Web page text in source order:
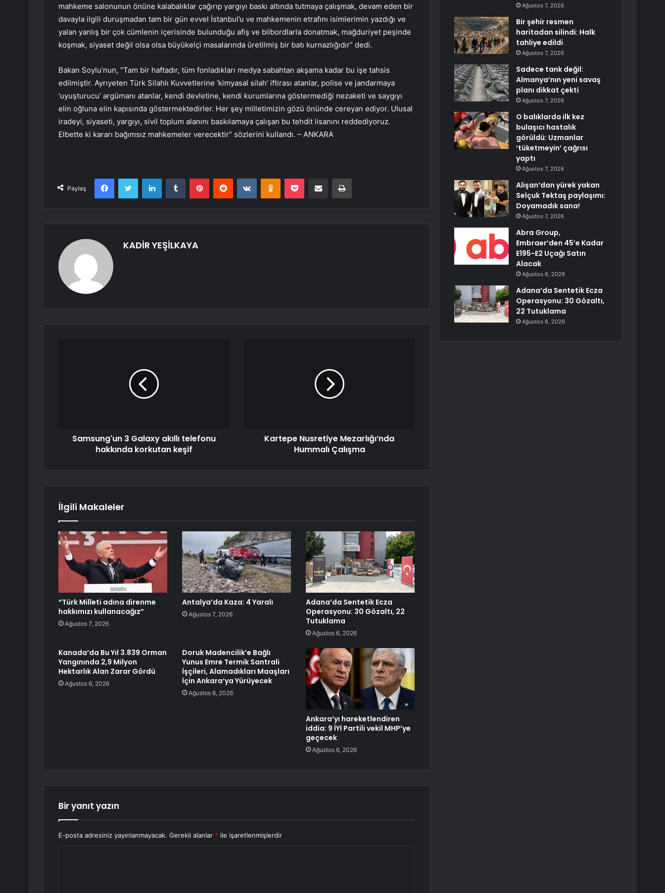
mahkeme salonunun önüne kalabalıklar çağırıp yargıyı baskı altında tutmaya çalışmak, devam eden bir
davayla ilgili duruşmadan tam bir gün evvel İstanbul’u ve mahkemenin etrafını isimlerimin yazdığı ve
yalan yanlış bir çok cümlenin içerisinde bulunduğu afiş ve bilbordlarla donatmak, mağduriyet peşinde
koşmak, siyaset değil olsa olsa büyükelçi masalarında üretilmiş bir batı kurnazlığıdır” dedi.
Bakan Soylu’nun, “Tam bir haftadır, tüm fonladıkları medya sabahtan akşama kadar bu işe tahsis
edilmiştir. Ayrıyeten Türk Silahlı Kuvvetlerine ‘kimyasal silah’ iftirası atanlar, polise ve jandarmaya
‘uyuşturucu’ argümanı atanlar, kendi devletine, kendi kurumlarına göstermediği nezaketi ve saygıyı
elin oğluna elin kapısında göstermektedirler. Her şey milletimizin gözü önünde cereyan ediyor. Ulusal
iradeyi, siyaseti, yargıyı, sivil toplum alanını baskılamaya çalışan bu tehdit lisanını reddediyoruz.
Elbette ki kararı bağımsız mahkemeler verecektir” sözlerini kullandı. – ANKARA
Paylaş
FacebookTwitter LinkedInTumblr PinterestReddit VKontakteOdnoklassniki
Pocket E-Posta ile paylaş Yazdır
KADİR YEŞİLKAYA
Samsung'un 3 Galaxy akıllı telefonu
hakkında korkutan keşif
Kartepe Nusretiye Mezarlığı’nda
Hummalı Çalışma
İlgili Makaleler
“Türk Milleti adına direnme
hakkımızı kullanacağız”
Ağustos 7, 2026
Antalya’da Kaza: 4 Yaralı
Ağustos 7, 2026
Adana’da Sentetik Ecza
Operasyonu: 30 Gözaltı, 22
Tutuklama
Ağustos 6, 2026
Kanada’da Bu Yıl 3.839 Orman
Yangınında 2,9 Milyon
Hektarlık Alan Zarar Gördü
Ağustos 6, 2026
Doruk Madencilik’e Bağlı
Yunus Emre Termik Santrali
İşçileri, Alamadıkları Maaşları
İçin Ankara’ya Yürüyecek
Ağustos 6, 2026
Ankara’yı hareketlendiren
iddia: 9 İYİ Partili vekil MHP’ye
geçecek
Ağustos 6, 2026
Bir yanıt yazın
E-posta adresiniz yayınlanmayacak. Gerekli alanlar * ile işaretlenmişlerdir
Ağustos 7, 2026
Bir şehir resmen
haritadan silindi: Halk
tahliye edildi
Ağustos 7, 2026
Sadece tank değil:
Almanya’nın yeni savaş
planı dikkat çekti
Ağustos 7, 2026
O balıklarda ilk kez
bulaşıcı hastalık
görüldü: Uzmanlar
‘tüketmeyin’ çağrısı
yaptı
Ağustos 7, 2026
Alişan’dan yürek yakan
Selçuk Tektaş paylaşımı:
Doyamadık sana!
Ağustos 7, 2026
Abra Group,
Embraer’den 45’e Kadar
E195-E2 Uçağı Satın
Alacak
Ağustos 6, 2026
Adana’da Sentetik Ecza
Operasyonu: 30 Gözaltı,
22 Tutuklama
Ağustos 6, 2026